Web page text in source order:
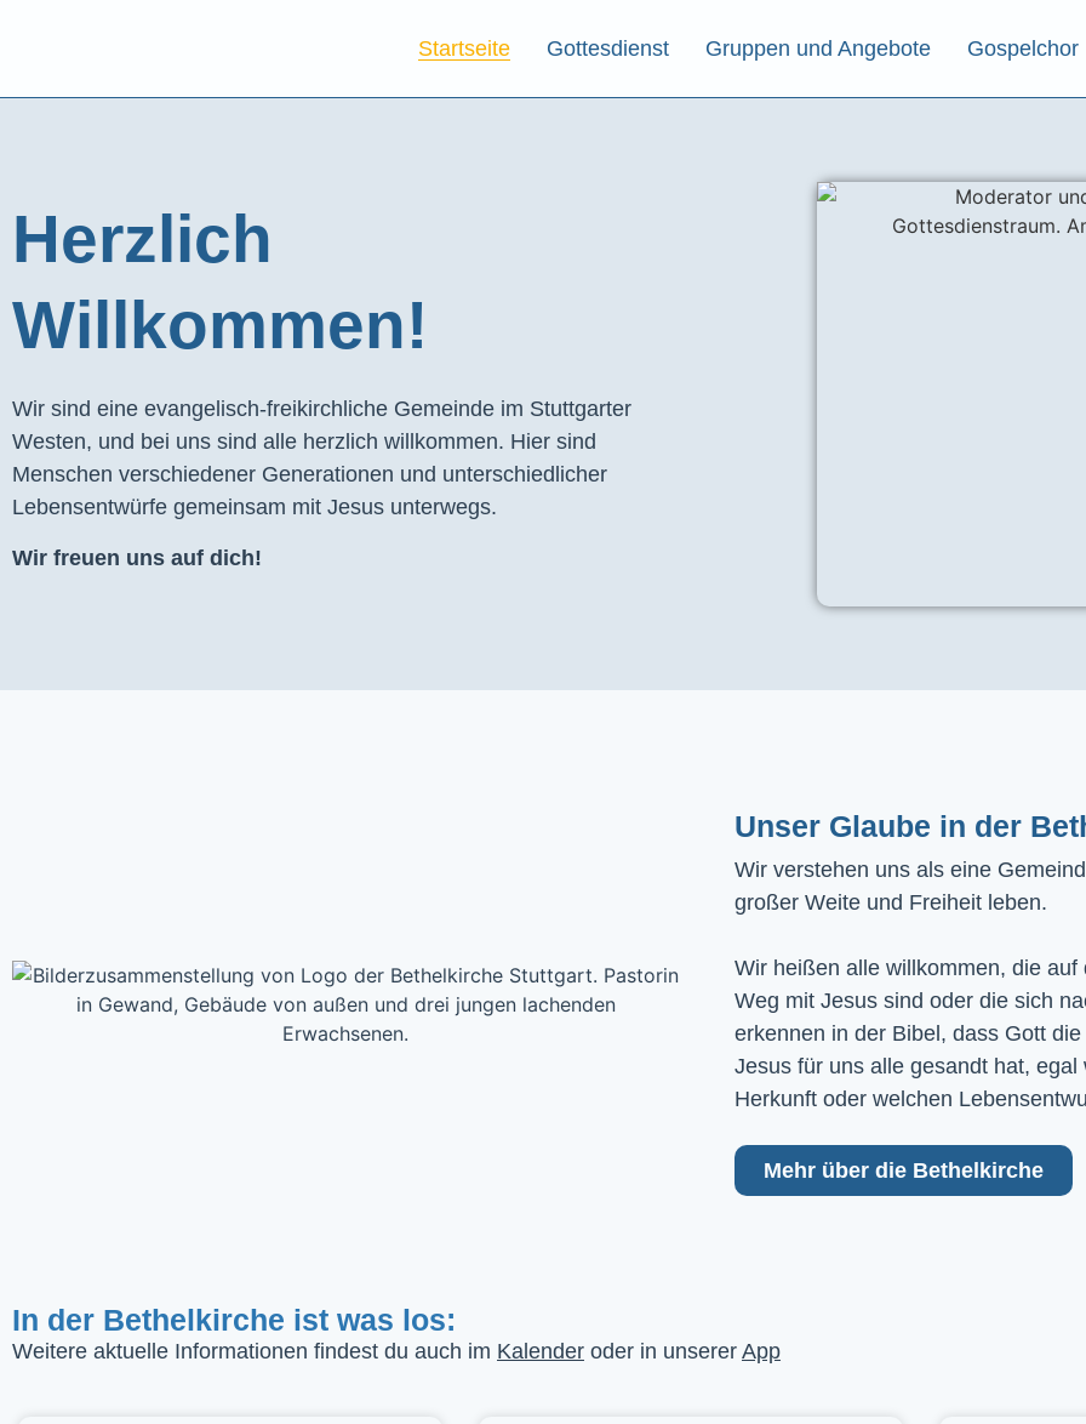
Startseite Gottesdienst Gruppen und Angebote Gospelchor
Herzlich
Willkommen!
Wir sind eine evangelisch-freikirchliche Gemeinde im Stuttgarter
Westen, und bei uns sind alle herzlich willkommen. Hier sind
Menschen verschiedener Generationen und unterschiedlicher
Lebensentwürfe gemeinsam mit Jesus unterwegs.
Wir freuen uns auf dich!
Unser Glaube in der
Wir verstehen uns als eine
großer Weite und Freiheit leben.
Wir heißen alle willkommen, die
Weg mit Jesus sind oder die sich
erkennen in der Bibel, dass Gott
Jesus für uns alle gesandt hat,
Herkunft oder welchen
Mehr über die Bethelkirche
In der Bethelkirche ist was los:
Weitere aktuelle Informationen findest du auch im Kalender oder in unserer App